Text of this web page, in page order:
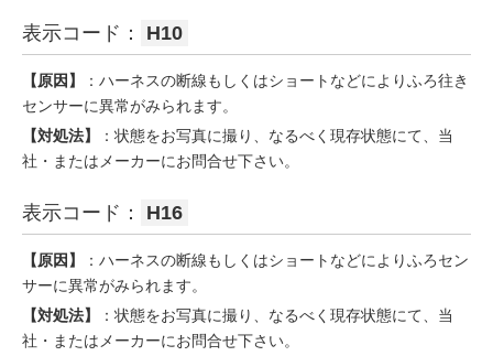
表示コード： H10
【原因】
：ハーネスの断線もしくはショートなどによりふろ往き
センサーに異常がみられます。
【対処法】
：状態をお写真に撮り、なるべく現存状態にて、当
社・またはメーカーにお問合せ下さい。
表示コード： H16
【原因】
：ハーネスの断線もしくはショートなどによりふろセン
サーに異常がみられます。
【対処法】
：状態をお写真に撮り、なるべく現存状態にて、当
社・またはメーカーにお問合せ下さい。